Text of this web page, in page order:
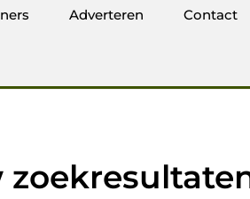
Adverteren Contact